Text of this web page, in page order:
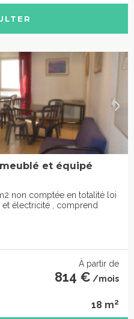
et équipé
non comptée en totalité loi
électricité , comprend
À partir de
814 € /mois
18 m2